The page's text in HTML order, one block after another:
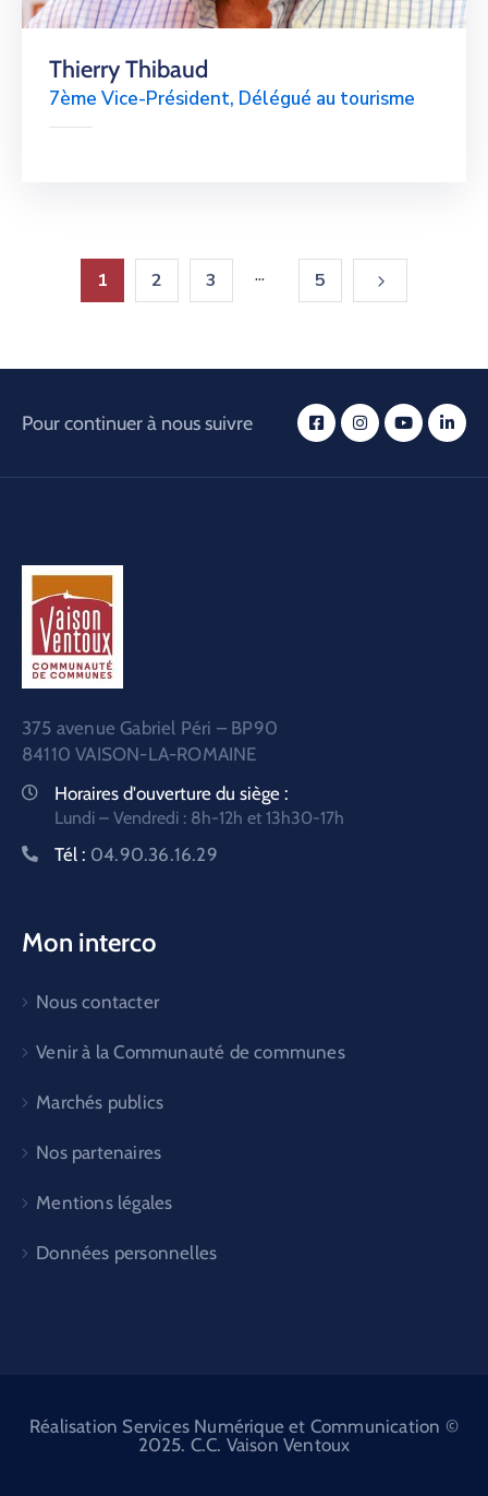
Thierry Thibaud
7ème Vice-Président, Délégué au tourisme
1 2 3 ... 5
Pour continuer à nous suivre
375 avenue Gabriel Péri – BP90
84110 VAISON-LA-ROMAINE
Horaires d'ouverture du siège :
Lundi – Vendredi : 8h-12h et 13h30-17h
Tél : 04.90.36.16.29
Mon interco
Nous contacter
Venir à la Communauté de communes
Marchés publics
Nos partenaires
Mentions légales
Données personnelles
Réalisation Services Numérique et Communication ©
2025. C.C. Vaison Ventoux